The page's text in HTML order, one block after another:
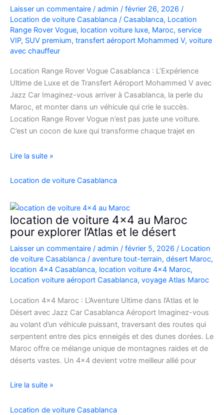
V
Laisser un commentaire / admin / février 26, 2026 /
Location de voiture Casablanca / Casablanca, Location
Range Rover Vogue, location voiture luxe, Maroc, service
VIP, SUV premium, transfert aéroport Mohammed V, voiture
avec chauffeur
Location Range Rover Vogue Casablanca : L’Expérience
Ultime de Luxe et de Transfert Aéroport Mohammed V avec
Jazz Car Imaginez-vous arriver à Casablanca, la perle du
Maroc, et monter dans un véhicule qui crie le succès.
Location Range Rover Vogue n’est pas juste une voiture.
C’est un cocon de luxe qui transforme chaque trajet en
Location
Rover
Casablanca
Lire la suite »
Location de voiture Casablanca
location de voiture 4×4 au Maroc
pour explorer l’Atlas et le désert
Laisser un commentaire / admin / février 5, 2026 / Location
de voiture Casablanca / aventure tout-terrain, désert Maroc,
location 4x4 Casablanca, location voiture 4x4 Maroc,
Location voiture aéroport Casablanca, voyage Atlas Maroc
Location 4×4 Maroc : L’Aventure Ultime dans l’Atlas et le
Désert avec Jazz Car Casablanca Aéroport Imaginez-vous
au volant d’un véhicule puissant, traversant des routes qui
serpentent entre des pics enneigés et des dunes dorées. Le
Maroc offre ce mélange unique de montagnes raides et de
déserts vastes. Un 4×4 devient votre meilleur allié pour
location
voiture
Lire la suite »
Location de voiture Casablanca